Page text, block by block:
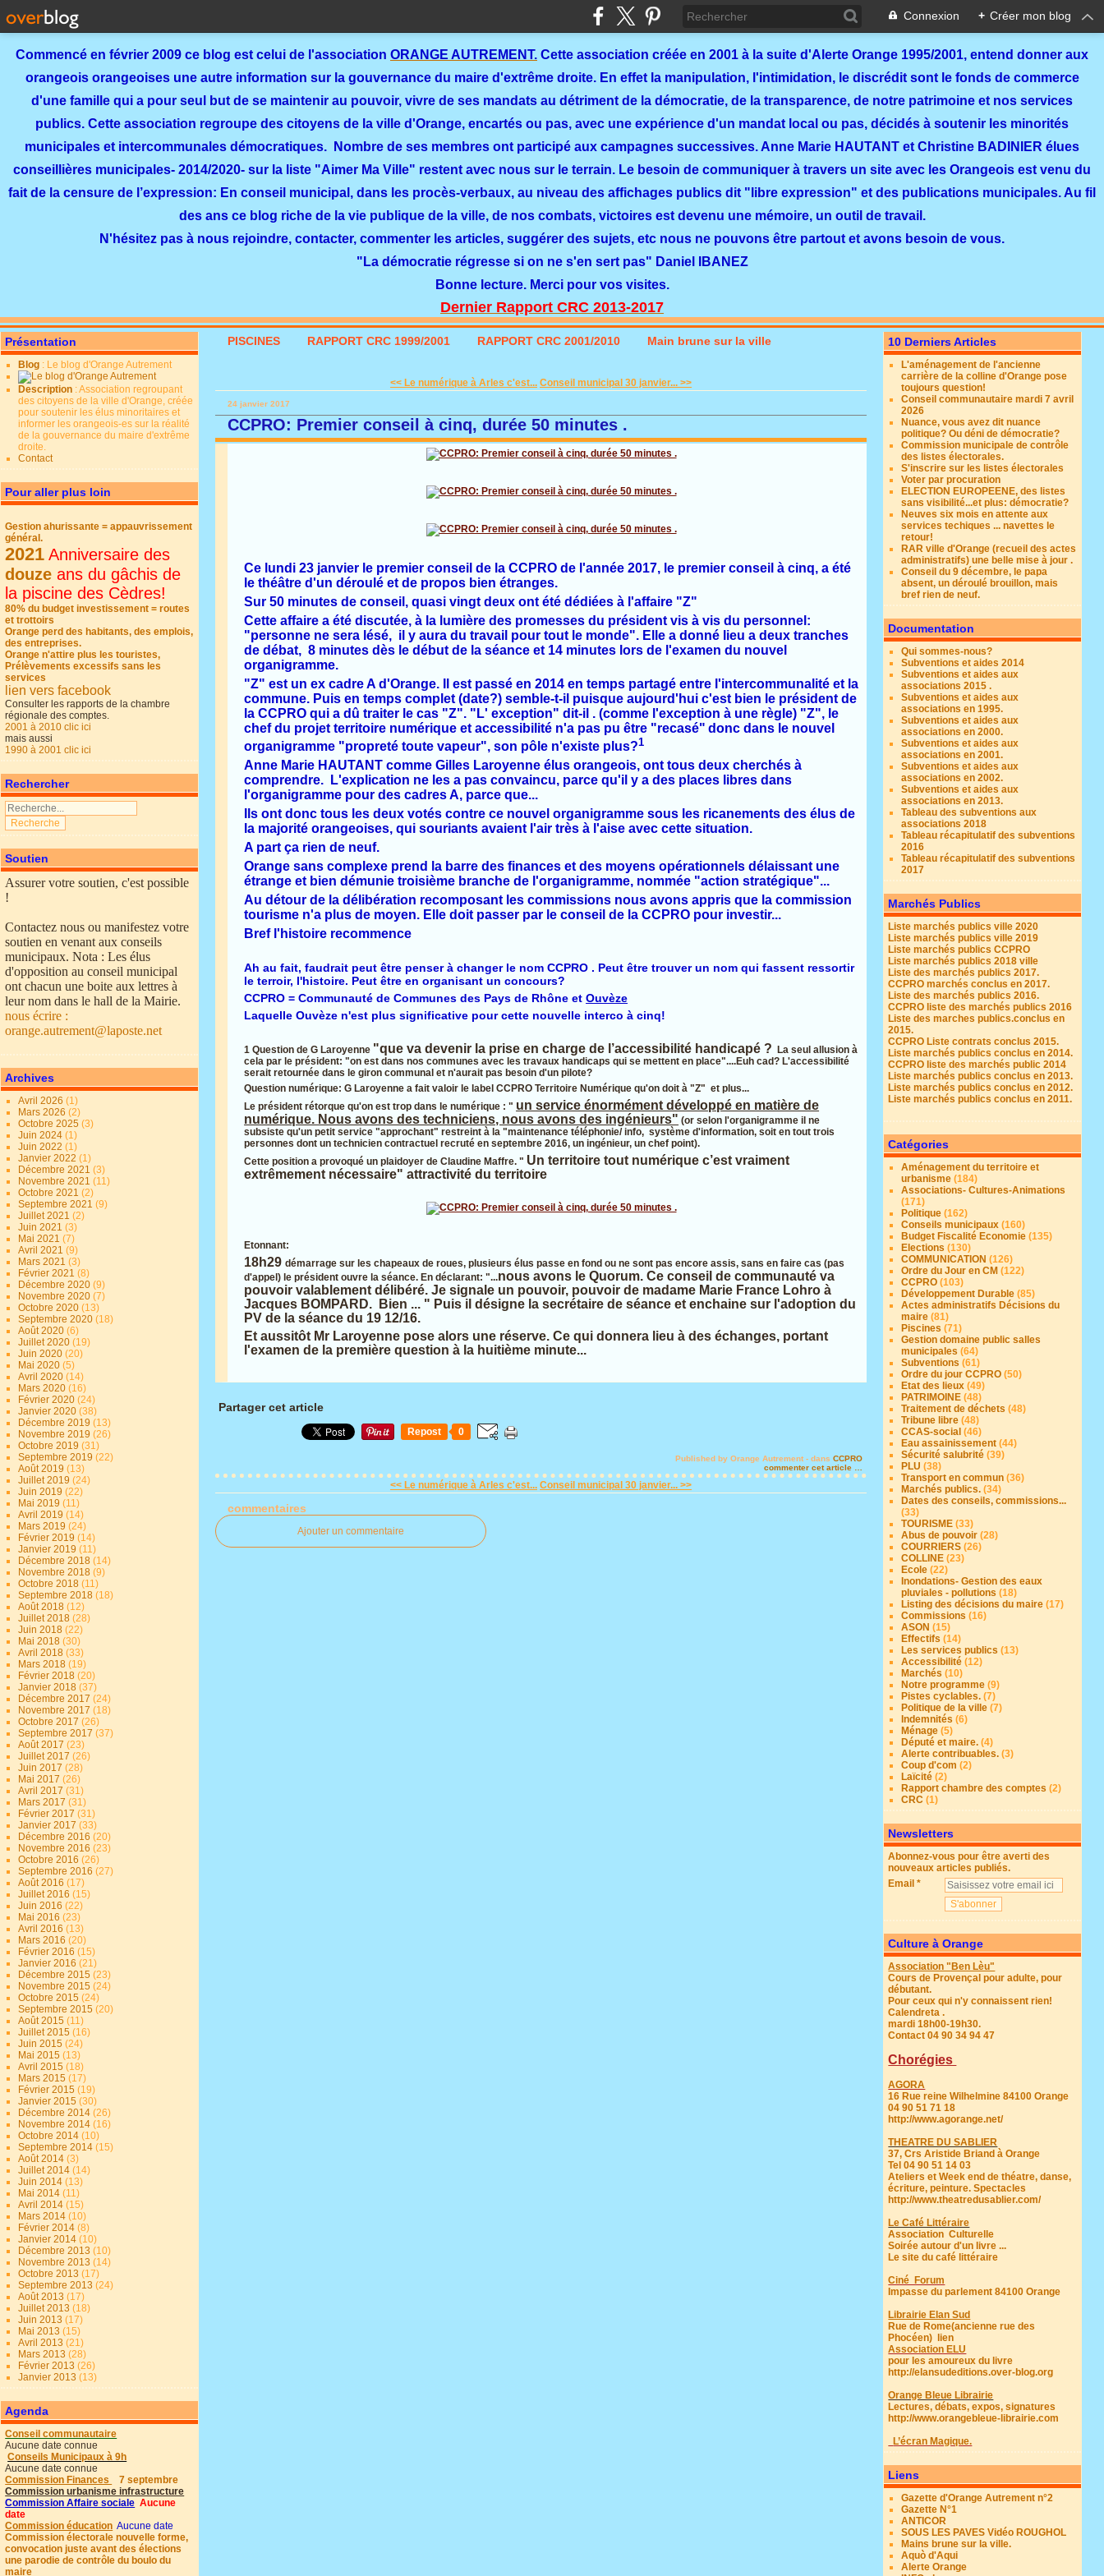
Connexion + Créer mon blog
Commencé en février 2009 ce blog est celui de l'association ORANGE AUTREMENT. Cette association créée en 2001 à la suite d'Alerte Orange 1995/2001, entend donner aux
orangeois orangeoises une autre information sur la gouvernance du maire d'extrême droite. En effet la manipulation, l'intimidation, le discrédit sont le fonds de commerce
d'une famille qui a pour seul but de se maintenir au pouvoir, vivre de ses mandats au détriment de la démocratie, de la transparence, de notre patrimoine et nos services
publics. Cette association regroupe des citoyens de la ville d'Orange, encartés ou pas, avec une expérience d'un mandat local ou pas, décidés à soutenir les minorités
municipales et intercommunales démocratiques. Nombre de ses membres ont participé aux campagnes successives. Anne Marie HAUTANT et Christine BADINIER élues
conseillières municipales- 2014/2020- sur la liste "Aimer Ma Ville" restent avec nous sur le terrain. Le besoin de communiquer à travers un site avec les Orangeois est venu du
fait de la censure de l’expression: En conseil municipal, dans les procès-verbaux, au niveau des affichages publics dit "libre expression" et des publications municipales. Au fil
des ans ce blog riche de la vie publique de la ville, de nos combats, victoires est devenu une mémoire, un outil de travail.
N'hésitez pas à nous rejoindre, contacter, commenter les articles, suggérer des sujets, etc nous ne pouvons être partout et avons besoin de vous.
"La démocratie régresse si on ne s'en sert pas" Daniel IBANEZ
Bonne lecture. Merci pour vos visites.
Dernier Rapport CRC 2013-2017
Présentation
Blog : Le blog d'Orange Autrement
Description : Association regroupant
des citoyens de la ville d'Orange, créée
pour soutenir les élus minoritaires et
informer les orangeois-es sur la réalité
de la gouvernance du maire d'extrême
droite.
Contact
Pour aller plus loin
Gestion ahurissante = appauvrissement
général.
2021 Anniversaire des
douze ans du gâchis de
la piscine des Cèdres!
80% du budget investissement = routes
et trottoirs
Orange perd des habitants, des emplois,
des entreprises.
Orange n'attire plus les touristes,
Prélèvements excessifs sans les
services
lien vers facebook
Consulter les rapports de la chambre
régionale des comptes.
2001 à 2010 clic ici
mais aussi
1990 à 2001 clic ici
Rechercher
Soutien
Assurer votre soutien, c'est possible
!
Contactez nous ou manifestez votre
soutien en venant aux conseils
municipaux. Nota : Les élus
d'opposition au conseil municipal
ont chacun une boite aux lettres à
leur nom dans le hall de la Mairie.
nous écrire :
orange.autrement@laposte.net
Archives
Avril 2026(1)
Mars 2026(2)
Octobre 2025(3)
Juin 2024(1)
Juin 2022(1)
Janvier 2022(1)
Décembre 2021(3)
Novembre 2021(11)
Octobre 2021(2)
Septembre 2021(9)
Juillet 2021(2)
Juin 2021(3)
Mai 2021(7)
Avril 2021(9)
Mars 2021(3)
Février 2021(8)
Décembre 2020(9)
Novembre 2020(7)
Octobre 2020(13)
Septembre 2020(18)
Août 2020(6)
Juillet 2020(19)
Juin 2020(20)
Mai 2020(5)
Avril 2020(14)
Mars 2020(16)
Février 2020(24)
Janvier 2020(38)
Décembre 2019(13)
Novembre 2019(26)
Octobre 2019(31)
Septembre 2019(22)
Août 2019(13)
Juillet 2019(24)
Juin 2019(22)
Mai 2019(11)
Avril 2019(14)
Mars 2019(24)
Février 2019(14)
Janvier 2019(11)
Décembre 2018(14)
Novembre 2018(9)
Octobre 2018(11)
Septembre 2018(18)
Août 2018(12)
Juillet 2018(28)
Juin 2018(22)
Mai 2018(30)
Avril 2018(33)
Mars 2018(19)
Février 2018(20)
Janvier 2018(37)
Décembre 2017(24)
Novembre 2017(18)
Octobre 2017(26)
Septembre 2017(37)
Août 2017(23)
Juillet 2017(26)
Juin 2017(28)
Mai 2017(26)
Avril 2017(31)
Mars 2017(31)
Février 2017(31)
Janvier 2017(33)
Décembre 2016(20)
Novembre 2016(23)
Octobre 2016(26)
Septembre 2016(27)
Août 2016(17)
Juillet 2016(15)
Juin 2016(22)
Mai 2016(23)
Avril 2016(13)
Mars 2016(20)
Février 2016(15)
Janvier 2016(21)
Décembre 2015(23)
Novembre 2015(24)
Octobre 2015(24)
Septembre 2015(20)
Août 2015(11)
Juillet 2015(16)
Juin 2015(24)
Mai 2015(13)
Avril 2015(18)
Mars 2015(17)
Février 2015(19)
Janvier 2015(30)
Décembre 2014(26)
Novembre 2014(16)
Octobre 2014(10)
Septembre 2014(15)
Août 2014(3)
Juillet 2014(14)
Juin 2014(13)
Mai 2014(11)
Avril 2014(15)
Mars 2014(10)
Février 2014(8)
Janvier 2014(10)
Décembre 2013(10)
Novembre 2013(14)
Octobre 2013(17)
Septembre 2013(24)
Août 2013(17)
Juillet 2013(18)
Juin 2013(17)
Mai 2013(15)
Avril 2013(21)
Mars 2013(28)
Février 2013(26)
Janvier 2013(13)
Agenda
Conseil communautaire
Aucune date connue
Conseils Municipaux à 9h
Aucune date connue
Commission Finances
7 septembre
Commission urbanisme infrastructure
Commission Affaire sociale Aucune
date
Commission éducation Aucune date
Commission électorale nouvelle forme,
convocation juste avant des élections
une parodie de contrôle du boulo du
maire
PISCINES RAPPORT CRC 1999/2001 RAPPORT CRC 2001/2010 Main brune sur la ville
<< Le numérique à Arles c'est... Conseil municipal 30 janvier... >>
24 janvier 2017
CCPRO: Premier conseil à cinq, durée 50 minutes .
Ce lundi 23 janvier le premier conseil de la CCPRO de l'année 2017, le premier conseil à cinq, a été
le théâtre d'un déroulé et de propos bien étranges.
Sur 50 minutes de conseil, quasi vingt deux ont été dédiées à l'affaire "Z"
Cette affaire a été discutée, à la lumière des promesses du président vis à vis du personnel:
"personne ne sera lésé, il y aura du travail pour tout le monde". Elle a donné lieu a deux tranches
de débat, 8 minutes dès le début de la séance et 14 minutes lors de l'examen du nouvel
organigramme.
"Z" est un ex cadre A d'Orange. Il est passé en 2014 en temps partagé entre l'intercommunalité et la
commune. Puis en temps complet (date?) semble-t-il puisque aujourd'hui c'est bien le président de
la CCPRO qui a dû traiter le cas "Z". "L' exception" dit-il . (comme l'exception à une règle) "Z", le
chef du projet territoire numérique et accessibilité n'a pas pu être "recasé" donc dans le nouvel
organigramme "propreté toute vapeur", son pôle n'existe plus?1
Anne Marie HAUTANT comme Gilles Laroyenne élus orangeois, ont tous deux cherchés à
comprendre. L'explication ne les a pas convaincu, parce qu'il y a des places libres dans
l'organigramme pour des cadres A, parce que...
Ils ont donc tous les deux votés contre ce nouvel organigramme sous les ricanements des élus de
la majorité orangeoises, qui souriants avaient l'air très à l'aise avec cette situation.
A part ça rien de neuf.
Orange sans complexe prend la barre des finances et des moyens opérationnels délaissant une
étrange et bien démunie troisième branche de l'organigramme, nommée "action stratégique"...
Au détour de la délibération recomposant les commissions nous avons appris que la commission
tourisme n'a plus de moyen. Elle doit passer par le conseil de la CCPRO pour investir...
Bref l'histoire recommence
Ah au fait, faudrait peut être penser à changer le nom CCPRO . Peut être trouver un nom qui fassent ressortir
le terroir, l'histoire. Peut être en organisant un concours?
CCPRO =Communauté de Communes des Pays de Rhône etOuvèze
Laquelle Ouvèze n'est plus significative pour cette nouvelle interco à cinq!
1 Question de G Laroyenne "que va devenir la prise en charge de l’accessibilité handicapé ? La seul allusion à
cela par le président: "on est dans nos communes avec les travaux handicaps qui se mettent en place"....Euh cad? L'accessibilité
serait retournée dans le giron communal et n'aurait pas besoin d'un pilote?
Question numérique: G Laroyenne a fait valoir le label CCPRO Territoire Numérique qu'on doit à "Z"et plus...
Le président rétorque qu'on est trop dans le numérique : " un service énormément développé en matière de
numérique. Nous avons des techniciens, nous avons des ingénieurs" (or selon l'organigramme il ne
subsiste qu'un petit service "approchant" restreint à la "maintenance téléphonie/ info, système d'information, soit en tout trois
personnes dont un technicien contractuel recruté en septembre 2016, un ingénieur, un chef point).
Cette position a provoqué un plaidoyer de Claudine Maffre. " Un territoire tout numérique c’est vraiment
extrêmement nécessaire" attractivité du territoire
Etonnant:
18h29démarrage sur les chapeaux de roues, plusieurs élus passe en fond ou ne sont pas encore assis, sans en faire cas (pas
d'appel) le président ouvre la séance. En déclarant: "...nous avons le Quorum. Ce conseil de communauté va
pouvoir valablement délibéré. Je signale un pouvoir, pouvoir de madame Marie France Lohro à
Jacques BOMPARD. Bien ... " Puis il désigne la secrétaire de séance et enchaine sur l'adoption du
PV de la séance du 19 12/16.
Et aussitôt Mr Laroyenne pose alors une réserve. Ce qui donnera lieu à des échanges, portant
l'examen de la première question à la huitième minute...
Partager cet article
Repost 0
Published by Orange Autrement - dansCCPRO
commenter cet article …
<< Le numérique à Arles c'est... Conseil municipal 30 janvier... >>
commentaires
Ajouter un commentaire
10 Derniers Articles
L'aménagement de l'ancienne
carrière de la colline d'Orange pose
toujours question!
Conseil communautaire mardi 7 avril
2026
Nuance, vous avez dit nuance
politique? Ou déni de démocratie?
Commission municipale de contrôle
des listes électorales.
S'inscrire sur les listes électorales
Voter par procuration
ELECTION EUROPEENE, des listes
sans visibilité...et plus: démocratie?
Neuves six mois en attente aux
services techiques ... navettes le
retour!
RAR ville d'Orange (recueil des actes
administratifs) une belle mise à jour .
Conseil du 9 décembre, le papa
absent, un déroulé brouillon, mais
bref rien de neuf.
Documentation
Qui sommes-nous?
Subventions et aides 2014
Subventions et aides aux
associations 2015 .
Subventions et aides aux
associations en 1995.
Subventions et aides aux
associations en 2000.
Subventions et aides aux
associations en 2001.
Subventions et aides aux
associations en 2002.
Subventions et aides aux
associations en 2013.
Tableau des subventions aux
associations 2018
Tableau récapitulatif des subventions
2016
Tableau récapitulatif des subventions
2017
Marchés Publics
Liste marchés publics ville 2020
Liste marchés publics ville 2019
Liste marchés publics CCPRO
Liste marchés publics 2018 ville
Liste des marchés publics 2017.
CCPRO marchés conclus en 2017.
Liste des marchés publics 2016.
CCPRO liste des marchés publics 2016
Liste des marches publics.conclus en
2015.
CCPRO Liste contrats conclus 2015.
Liste marchés publics conclus en 2014.
CCPRO liste des marchés public 2014
Liste marchés publics conclus en 2013.
Liste marchés publics conclus en 2012.
Liste marchés publics conclus en 2011.
Catégories
Aménagement du territoire et
urbanisme (184)
Associations- Cultures-Animations
(171)
Politique (162)
Conseils municipaux (160)
Budget Fiscalité Economie (135)
Elections (130)
COMMUNICATION (126)
Ordre du Jour en CM (122)
CCPRO (103)
Développement Durable (85)
Actes administratifs Décisions du
maire (81)
Piscines (71)
Gestion domaine public salles
municipales (64)
Subventions (61)
Ordre du jour CCPRO (50)
Etat des lieux (49)
PATRIMOINE (48)
Traitement de déchets (48)
Tribune libre (48)
CCAS-social (46)
Eau assainissement (44)
Sécurité salubrité (39)
PLU (38)
Transport en commun (36)
Marchés publics. (34)
Dates des conseils, commissions...
(33)
TOURISME (33)
Abus de pouvoir (28)
COURRIERS (26)
COLLINE (23)
Ecole (22)
Inondations- Gestion des eaux
pluviales - pollutions (18)
Listing des décisions du maire (17)
Commissions (16)
ASON (15)
Effectifs (14)
Les services publics (13)
Accessibilité (12)
Marchés (10)
Notre programme (9)
Pistes cyclables. (7)
Politique de la ville (7)
Indemnités (6)
Ménage (5)
Député et maire. (4)
Alerte contribuables. (3)
Coup d'com (2)
Laïcité (2)
Rapport chambre des comptes (2)
CRC (1)
Newsletters
Abonnez-vous pour être averti des
nouveaux articles publiés.
Email
Culture à Orange
Association "Ben Lèu"
Cours de Provençal pour adulte, pour
débutant.
Pour ceux qui n'y connaissent rien!
Calendreta .
mardi 18h00-19h30.
Contact 04 90 34 94 47
Chorégies
AGORA
16 Rue reine Wilhelmine 84100 Orange
04 90 51 71 18
http://www.agorange.net/
THEATRE DU SABLIER
37, Crs Aristide Briand à Orange
Tel 04 90 51 14 03
Ateliers et Week end de théatre, danse,
écriture, peinture. Spectacles
http://www.theatredusablier.com/
Le Café Littéraire
Association Culturelle
Soirée autour d'un livre ...
Le site du café littéraire
Ciné Forum
Impasse du parlement 84100 Orange
Librairie Elan Sud
Rue de Rome(ancienne rue des
Phocéen)
lien
Association ELU
pour les amoureux du livre
http://elansudeditions.over-blog.org
Orange Bleue Librairie
Lectures, débats, expos, signatures
http://www.orangebleue-librairie.com
L’écran Magique.
Liens
Gazette d'Orange Autrement n°2
Gazette N°1
ANTICOR
SOUS LES PAVES Vidéo ROUGHOL
Mains brune sur la ville.
Aquò d'Aqui
Alerte Orange